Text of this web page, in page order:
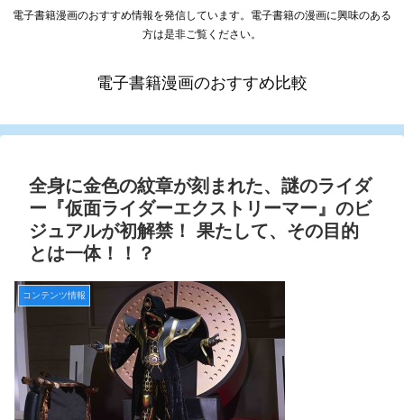
電子書籍漫画のおすすめ情報を発信しています。電子書籍の漫画に興味のある
方は是非ご覧ください。
電子書籍漫画のおすすめ比較
全身に金色の紋章が刻まれた、謎のライダ
ー『仮面ライダーエクストリーマー』のビ
ジュアルが初解禁！ 果たして、その目的
とは一体！！？
コンテンツ情報